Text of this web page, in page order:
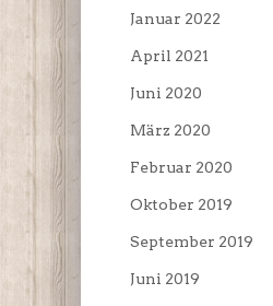
Januar 2022
April 2021
Juni 2020
März 2020
Februar 2020
Oktober 2019
September 2019
Juni 2019